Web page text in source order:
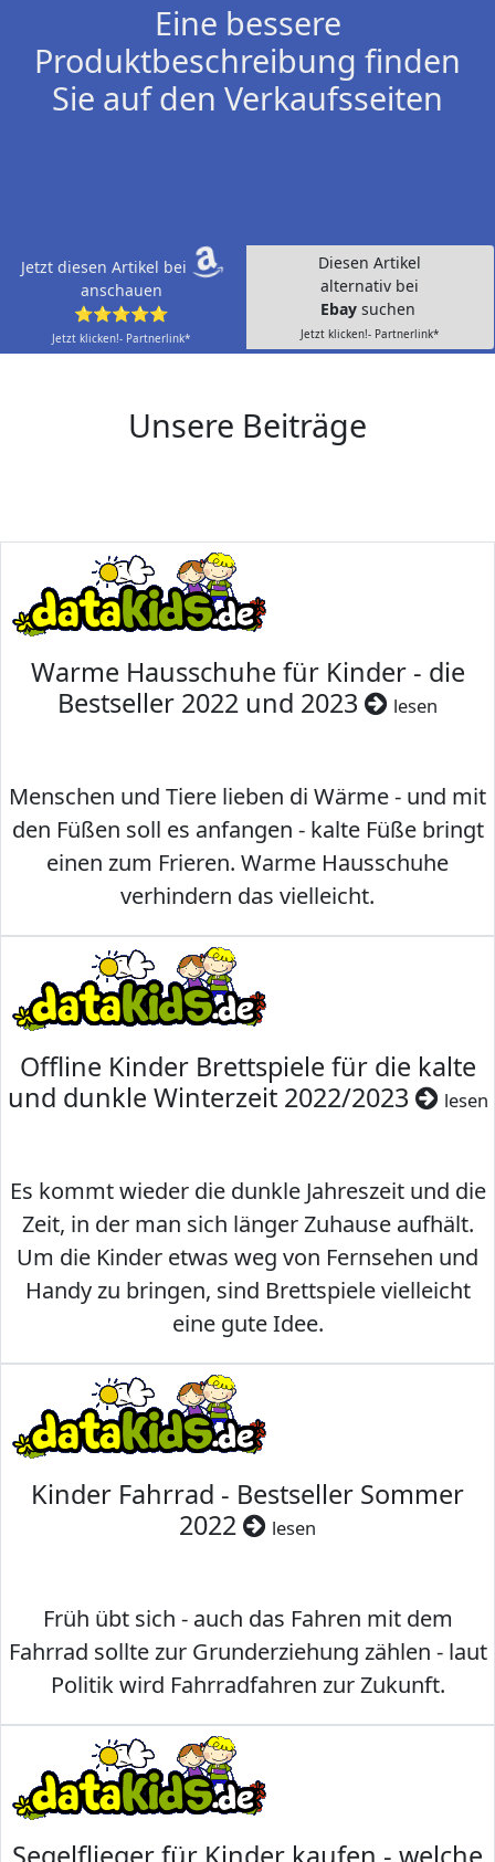
Eine bessere
Produktbeschreibung finden
Sie auf den Verkaufsseiten
Jetzt diesen Artikel bei
anschauen
⭐⭐⭐⭐⭐
Jetzt klicken!- Partnerlink*
Diesen Artikel
alternativ bei
Ebay suchen
Jetzt klicken!- Partnerlink*
Unsere Beiträge
Warme Hausschuhe für Kinder - die
Bestseller 2022 und 2023
lesen
Menschen und Tiere lieben di Wärme - und mit
den Füßen soll es anfangen - kalte Füße bringt
einen zum Frieren. Warme Hausschuhe
verhindern das vielleicht.
Offline Kinder Brettspiele für die kalte
und dunkle Winterzeit 2022/2023
lesen
Es kommt wieder die dunkle Jahreszeit und die
Zeit, in der man sich länger Zuhause aufhält.
Um die Kinder etwas weg von Fernsehen und
Handy zu bringen, sind Brettspiele vielleicht
eine gute Idee.
Kinder Fahrrad - Bestseller Sommer
2022
lesen
Früh übt sich - auch das Fahren mit dem
Fahrrad sollte zur Grunderziehung zählen - laut
Politik wird Fahrradfahren zur Zukunft.